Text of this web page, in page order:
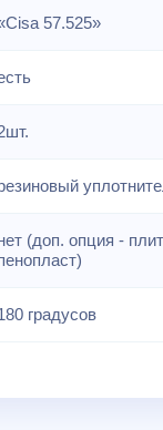
57.525»
(доп. опция -
градусов